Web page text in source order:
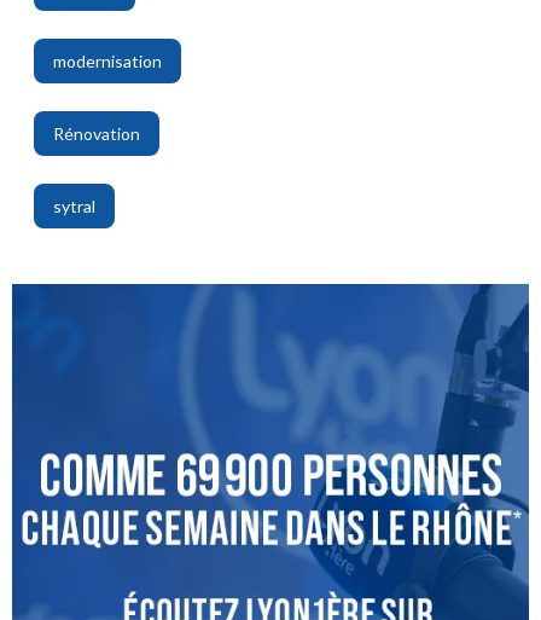
,
modernisation
,
Rénovation
,
sytral